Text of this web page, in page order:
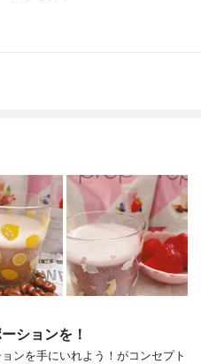
ションを！
ンを手にいれよう！がコンセプト